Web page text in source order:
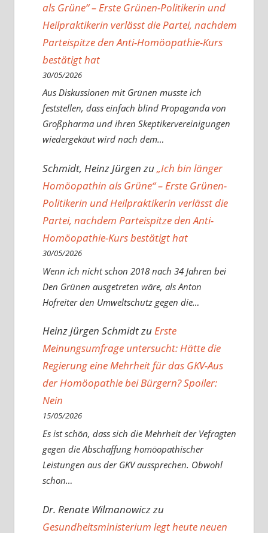
als Grüne“ – Erste Grünen-Politikerin und
Heilpraktikerin verlässt die Partei, nachdem
Parteispitze den Anti-Homöopathie-Kurs
bestätigt hat
30/05/2026
Aus Diskussionen mit Grünen musste ich
feststellen, dass einfach blind Propaganda von
Großpharma und ihren Skeptikervereinigungen
wiedergekäut wird nach dem…
Schmidt, Heinz Jürgenzu„Ich bin länger
Homöopathin als Grüne“ – Erste Grünen-
Politikerin und Heilpraktikerin verlässt die
Partei, nachdem Parteispitze den Anti-
Homöopathie-Kurs bestätigt hat
30/05/2026
Wenn ich nicht schon 2018 nach 34 Jahren bei
Den Grünen ausgetreten wäre, als Anton
Hofreiter den Umweltschutz gegen die…
Heinz Jürgen SchmidtzuErste
Meinungsumfrage untersucht: Hätte die
Regierung eine Mehrheit für das GKV-Aus
der Homöopathie bei Bürgern? Spoiler:
Nein
15/05/2026
Es ist schön, dass sich die Mehrheit der Vefragten
gegen die Abschaffung homöopathischer
Leistungen aus der GKV aussprechen. Obwohl
schon…
Dr. Renate Wilmanowiczzu
Gesundheitsministerium legt heute neuen